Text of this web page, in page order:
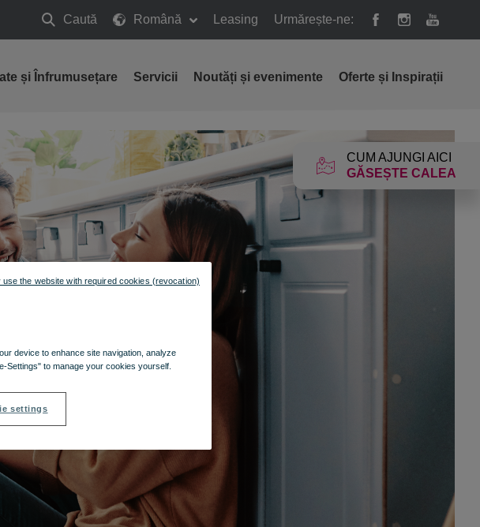
Caută
Caută
Română Leasing Urmărește-ne:
CUM AJUNGI AICI
GĂSEȘTE CALEA
și Înfrumusețare Servicii Noutăți și evenimente Oferte și Inspirații
device to enhance site navigation, analyze
Settings" to manage your cookies yourself.
settings
use the website with required cookies (revocation)